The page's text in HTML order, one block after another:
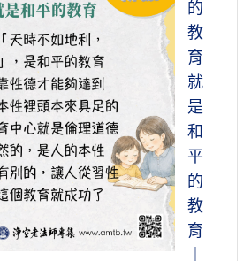
的
教
育
就
是
和
平
的
教
育